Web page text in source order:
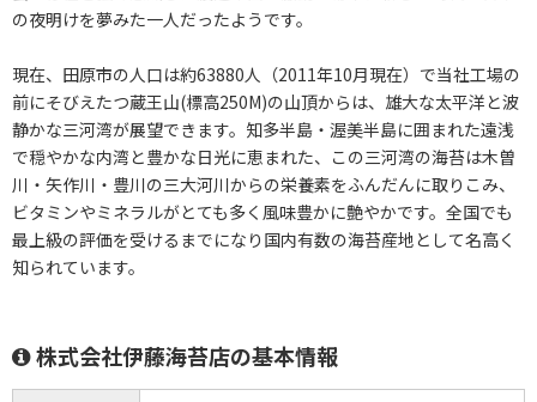
の夜明けを夢みた一人だったようです。
現在、田原市の人口は約63880人（2011年10月現在）で当社工場の
前にそびえたつ蔵王山(標高250M)の山頂からは、雄大な太平洋と波
静かな三河湾が展望できます。知多半島・渥美半島に囲まれた遠浅
で穏やかな内湾と豊かな日光に恵まれた、この三河湾の海苔は木曽
川・矢作川・豊川の三大河川からの栄養素をふんだんに取りこみ、
ビタミンやミネラルがとても多く風味豊かに艶やかです。全国でも
最上級の評価を受けるまでになり国内有数の海苔産地として名高く
知られています。
株式会社伊藤海苔店の基本情報